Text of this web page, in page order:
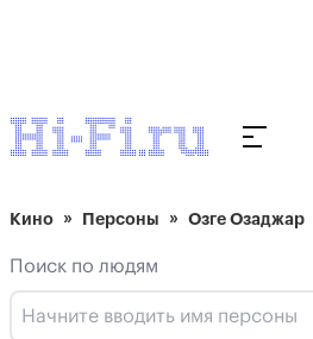
Кино Персоны Озге Озаджар
Поиск по людям